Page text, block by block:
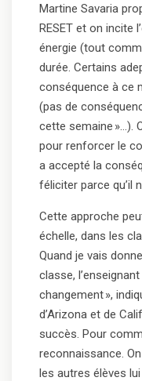
Martine Savaria
RESET et on incite
énergie (tout
durée. Certains
conséquence à ce
(pas de
cette semaine »…).
pour renforcer le
a accepté la
féliciter parce qu’il
Cette approche
échelle, dans les
Quand je vais
classe,
changement »,
d’Arizona et de
succès. Pour
reconnaissance.
les autres élèves